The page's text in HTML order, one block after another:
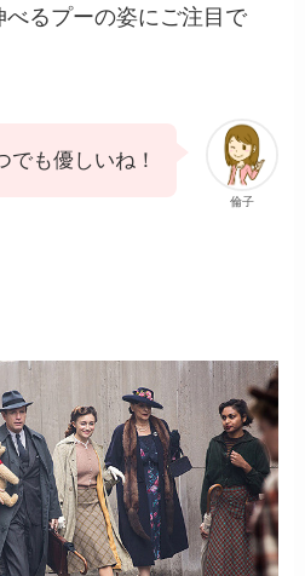
るプーの姿にご注目で
倫子
でも優しいね！